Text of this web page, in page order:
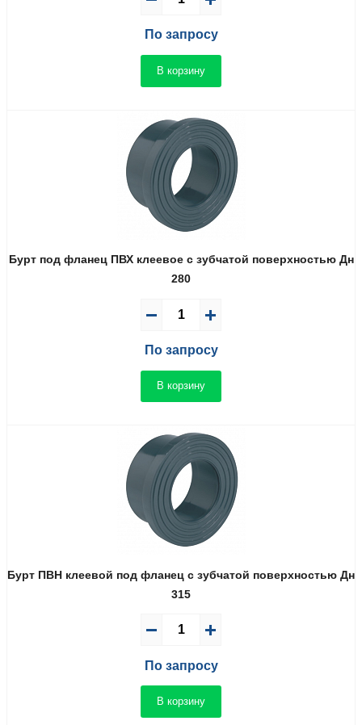
По запросу
В корзину
Бурт под фланец ПВХ клеевое с зубчатой поверхностью Дн
280
По запросу
В корзину
Бурт ПВН клеевой под фланец с зубчатой поверхностью Дн
315
По запросу
В корзину